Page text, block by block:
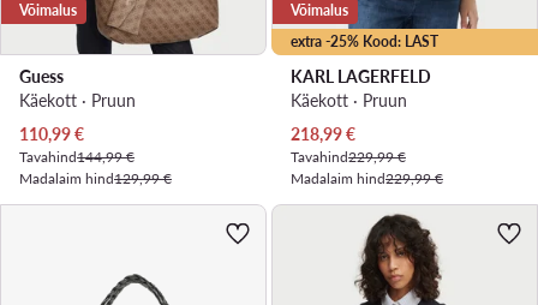
Võimalus
Guess
Käekott · Pruun
Praegune hind
110,99€
Tavahind144,99 €
Madalaim hind129,99 €
extra -25% Kood: LAST
Võimalus
KARL LAGERFELD
Käekott · Pruun
Praegune hind
218,99€
Tavahind229,99 €
Madalaim hind229,99 €